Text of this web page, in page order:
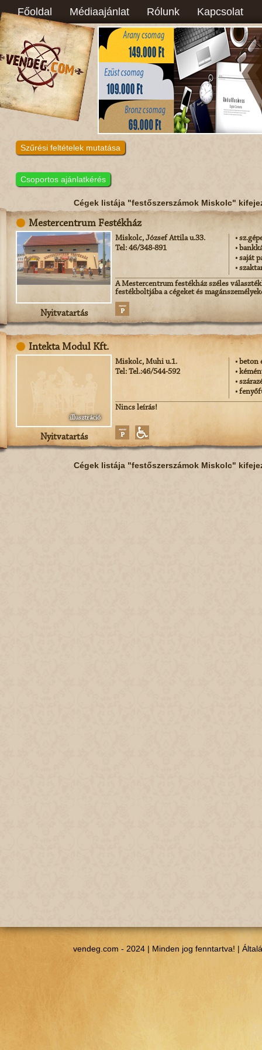
Főoldal Médiaajánlat Rólunk Kapcsolat
Szűrési feltételek mutatása
Csoportos ajánlatkérés
Cégek listája "festőszerszámok Miskolc"
Mestercentrum Festékház
Nyitvatartás
Miskolc, József Attila u.33.
Tel: 46/348-891
•
•
• saját
•
A Mestercentrum festékház széles
festékboltjába a cégeket és
Intekta Modul Kft.
illusztráció
Nyitvatartás
Miskolc, Muhi u.1.
Tel: Tel.:46/544-592
• beton
•
•
•
Nincs leírás!
Cégek listája "festőszerszámok Miskolc"
vendeg.com - 2024 | Minden jog fenntartva! |